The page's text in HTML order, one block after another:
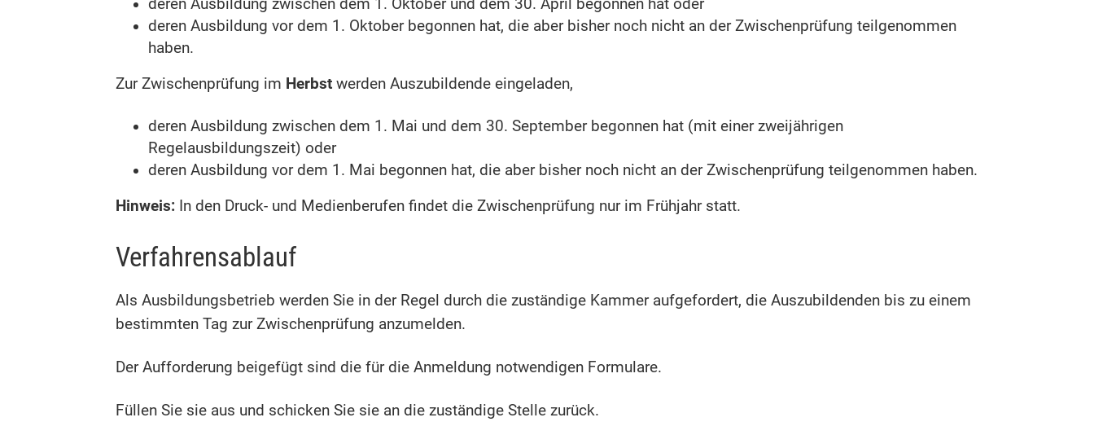
deren Ausbildung zwischen dem 1. Oktober und dem 30. April begonnen hat oder
deren Ausbildung vor dem 1. Oktober begonnen hat, die aber bisher noch nicht an der Zwischenprüfung teilgenommen
haben.
Zur Zwischenprüfung im Herbst werden Auszubildende eingeladen,
deren Ausbildung zwischen dem 1. Mai und dem 30. September begonnen hat (mit einer zweijährigen
Regelausbildungszeit) oder
deren Ausbildung vor dem 1. Mai begonnen hat, die aber bisher noch nicht an der Zwischenprüfung teilgenommen haben.
Hinweis: In den Druck- und Medienberufen findet die Zwischenprüfung nur im Frühjahr statt.
Verfahrensablauf
Als Ausbildungsbetrieb werden Sie in der Regel durch die zuständige Kammer aufgefordert, die Auszubildenden bis zu einem
bestimmten Tag zur Zwischenprüfung anzumelden.
Der Aufforderung beigefügt sind die für die Anmeldung notwendigen Formulare.
Füllen Sie sie aus und schicken Sie sie an die zuständige Stelle zurück.